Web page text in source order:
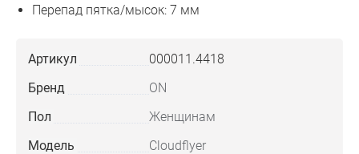
Перепад пятка/мысок: 7 мм
Артикул
000011.4418
Бренд
ON
Пол
Женщинам
Модель
Cloudflyer